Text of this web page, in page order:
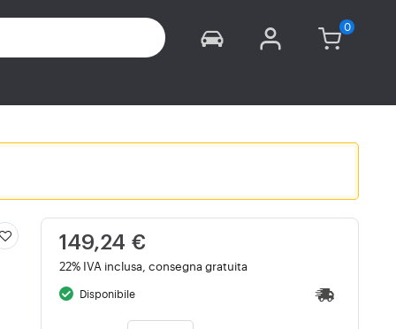
149,24 €
22% IVA inclusa, consegna gratuita
Disponibile